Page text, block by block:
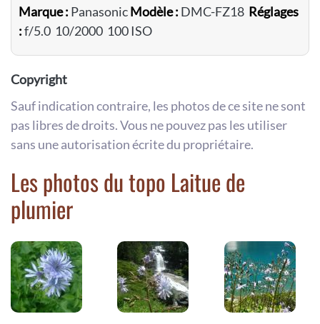
Marque : PanasonicModèle : DMC-FZ18 Réglages
:f/5.0 10/2000 100 ISO
Copyright
Sauf indication contraire, les photos de ce site ne sont
pas libres de droits. Vous ne pouvez pas les utiliser
sans une autorisation écrite du propriétaire.
Les photos du topo Laitue de
plumier